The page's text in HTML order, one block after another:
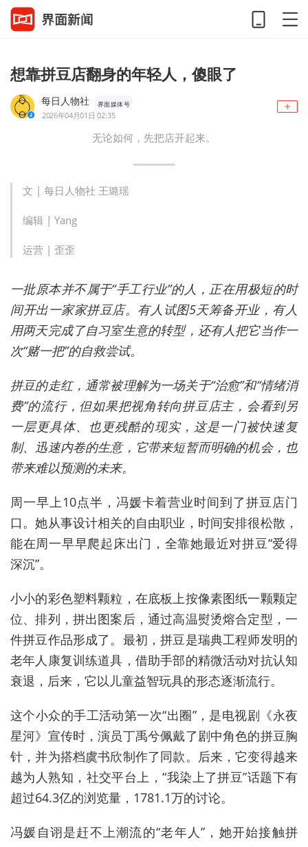
想靠拼豆店翻身的年轻人，傻眼了
每日人物社 界面媒体号
2026年04月01日 02:35
无论如何，先把店开起来。
文 | 每日人物社 王璐瑶
编辑 | Yang
运营 | 歪歪
一批原本并不属于“手工行业”的人，正在用极短的时
间开出一家家拼豆店。有人试图5天筹备开业，有人
用两天完成了自习室生意的转型，还有人把它当作一
次“赌一把”的自救尝试。
拼豆的走红，通常被理解为一场关于“治愈”和“情绪消
费”的流行，但如果把视角转向拼豆店主，会看到另
一层更具体、也更残酷的现实，这是一门被快速复
制、迅速内卷的生意，它带来短暂而明确的机会，也
带来难以预测的未来。
周一早上10点半，冯媛卡着营业时间到了拼豆店门
口。她从事设计相关的自由职业，时间安排很松散，
能在周一早早爬起床出门，全靠她最近对拼豆“爱得
深沉”。
小小的彩色塑料颗粒，在底板上按像素图纸一颗颗定
位、排列，拼出图案后，通过高温熨烫熔合定型，一
件拼豆作品形成了。最初，拼豆是瑞典工程师发明的
老年人康复训练道具，借助手部的精微活动对抗认知
衰退，后来，它以儿童益智玩具的形态逐渐流行。
这个小众的手工活动第一次“出圈”，是电视剧《永夜
星河》宣传时，演员丁禹兮佩戴了剧中角色的拼豆胸
针，并为搭档虞书欣制作了同款。后来，它变得越来
越为人熟知，社交平台上，“我染上了拼豆”话题下有
超过64.3亿的浏览量，1781.1万的讨论。
冯媛自诩是赶不上潮流的“老年人”，她开始接触拼